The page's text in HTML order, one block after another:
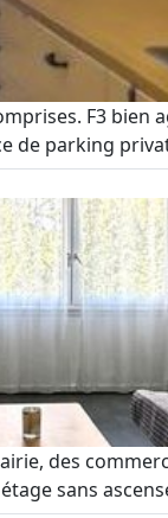
F3
de parking
des
sans